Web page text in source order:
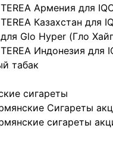
Армения для
Казахстан для
Glo Hyper (Гло
Индонезия для
табак
сигареты
Сигареты
сигареты